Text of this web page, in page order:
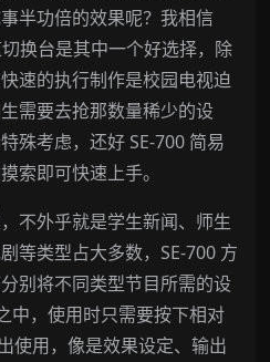
半功倍的效果呢？我相信
换台是其中一个好选择，除
速的执行制作是校园电视迫
需要去抢那数量稀少的设
殊考虑，还好 SE-700 简易
索即可快速上手。
不外乎就是学生新闻、师生
等类型占大多数，SE-700 方
别将不同类型节目所需的设
中，使用时只需要按下相对
使用，像是效果设定、输出